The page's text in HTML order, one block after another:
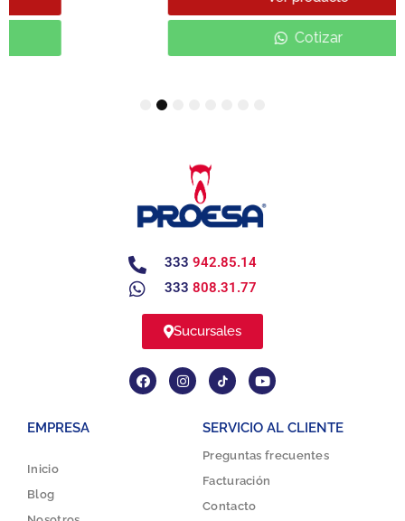
5
333 942.85.14
333 808.31.77
Sucursales
EMPRESA
Inicio
Blog
SERVICIO AL CLIENTE
Preguntas frecuentes
Facturación
Contacto